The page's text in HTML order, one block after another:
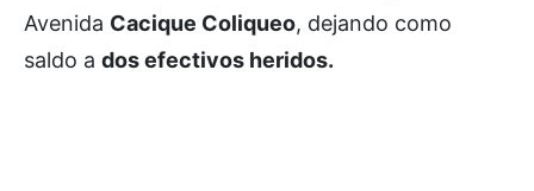
Avenida Cacique Coliqueo, dejando como
saldo a dos efectivos heridos.